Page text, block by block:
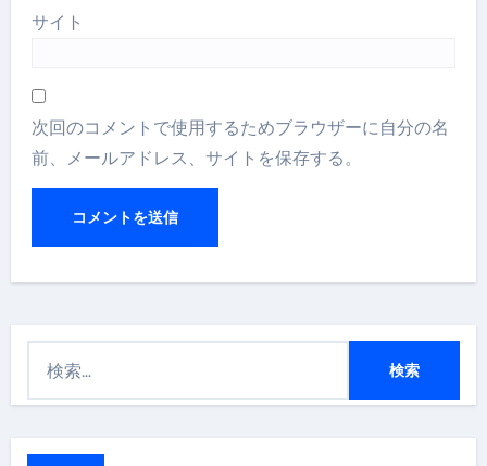
サイト
次回のコメントで使用するためブラウザーに自分の名
前、メールアドレス、サイトを保存する。